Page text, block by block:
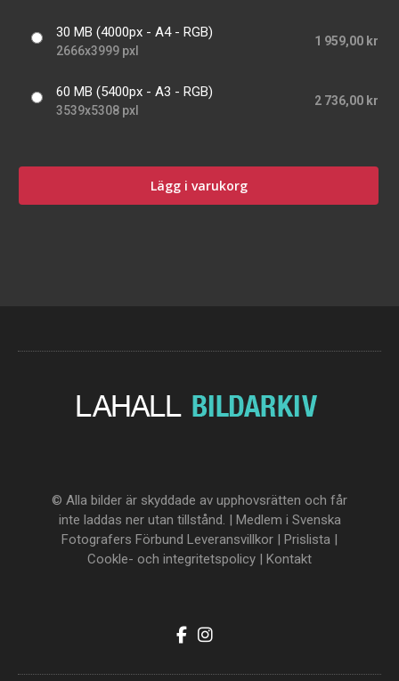
30 MB (4000px - A4 - RGB)
2666x3999 pxl
1 959,00 kr
60 MB (5400px - A3 - RGB)
3539x5308 pxl
2 736,00 kr
Lägg i varukorg
© Alla bilder är skyddade av upphovsrätten och får
inte laddas ner utan tillstånd. | Medlem i Svenska
Fotografers Förbund Leveransvillkor | Prislista |
Cookle- och integritetspolicy | Kontakt